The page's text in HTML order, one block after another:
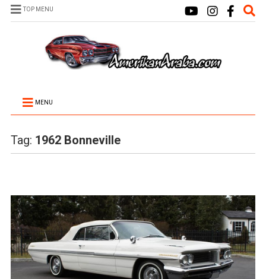
TOP MENU
MENU
Tag: 1962 Bonneville